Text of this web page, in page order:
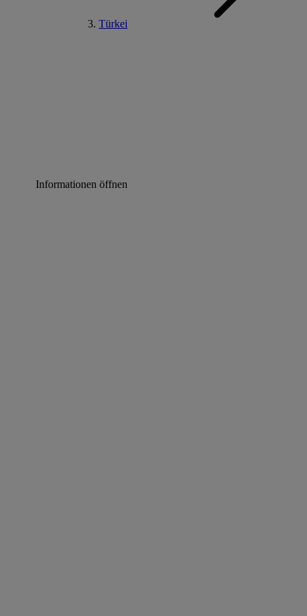
Türkei
Informationen öffnen